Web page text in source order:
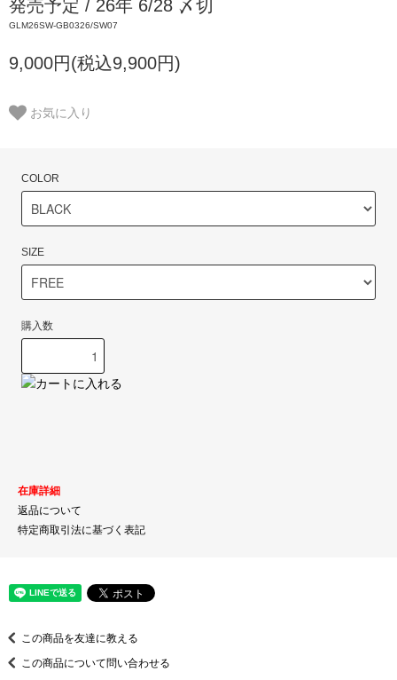
発売予定 / 26年 6/28 〆切
GLM26SW-GB0326/SW07
9,000円(税込9,900円)
お気に入り
COLOR
SIZE
購入数
在庫詳細
返品について
特定商取引法に基づく表記
この商品を友達に教える
この商品について問い合わせる